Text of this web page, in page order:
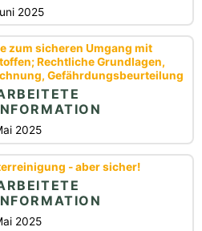
2025
zum sicheren Umgang mit
Rechtliche Grundlagen,
Gefährdungsbeurteilung
2025
- aber sicher!
2025